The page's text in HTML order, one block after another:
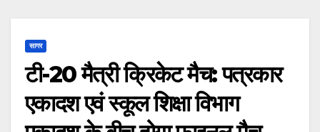
सागर
टी-20 मैत्री क्रिकेट मैच: पत्रकार
एकादश एवं स्कूल शिक्षा विभाग